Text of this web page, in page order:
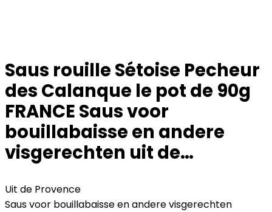
Saus rouille Sétoise Pecheur
des Calanque le pot de 90g
FRANCE Saus voor
bouillabaisse en andere
visgerechten uit de…
Uit de Provence
Saus voor bouillabaisse en andere visgerechten